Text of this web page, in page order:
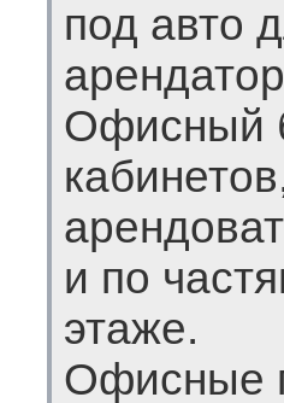
под авто
Офисный
и по
этаже.
Офисные